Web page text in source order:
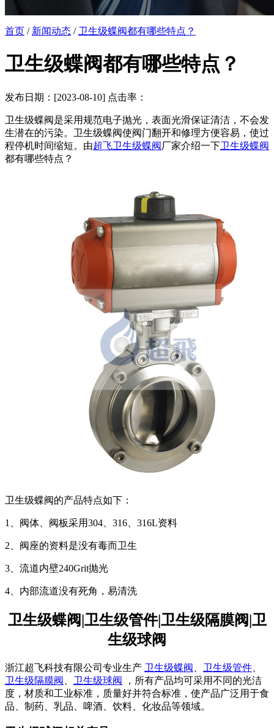
首页 / 新闻动态 / 卫生级蝶阀都有哪些特点？
卫生级蝶阀都有哪些特点？
发布日期：[2023-08-10] 点击率：
卫生级蝶阀是采用规范电子抛光，表面光滑保证清洁，不会发
生潜在的污染。卫生级蝶阀使阀门翻开和修理方便容易，使过
程停机时间缩短。由超飞卫生级蝶阀厂家介绍一下卫生级蝶阀
都有哪些特点？
卫生级蝶阀的产品特点如下：
1、阀体、阀板采用304、316、316L资料
2、阀座的资料是没有毒而卫生
3、流道内壁240Grit抛光
4、内部流道没有死角，易清洗
卫生级蝶阀|卫生级管件|卫生级隔膜阀|卫
生级球阀
浙江超飞科技有限公司专业生产 卫生级蝶阀 卫生级管件
卫生级隔膜阀
卫生级球阀
，所有产品均可采用不同的光洁
度，材质和工业标准，质量好并符合标准，使产品广泛用于食
品、制药、乳品、啤酒、饮料、化妆品等领域。